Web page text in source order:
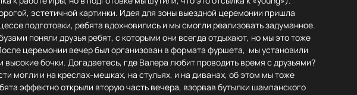
эстетичной картинки. Идея для зоны выездной церемонии пришла
подготовки, ребята вдохновились и мы смогли реализовать задуманное.
поняли друзья ребят, с которыми они всегда отдыхают, но мы это тоже
церемонии вечер был организован в формата фуршета, мы установили
высокие бочки. Догадаетесь, где Валера любит проводить время с друзьями?
могли и на креслах-мешках, на стульях, и на диванах, об этом мы тоже
эффектно открыли вторую часть вечера, взорвав бутылки шампанского